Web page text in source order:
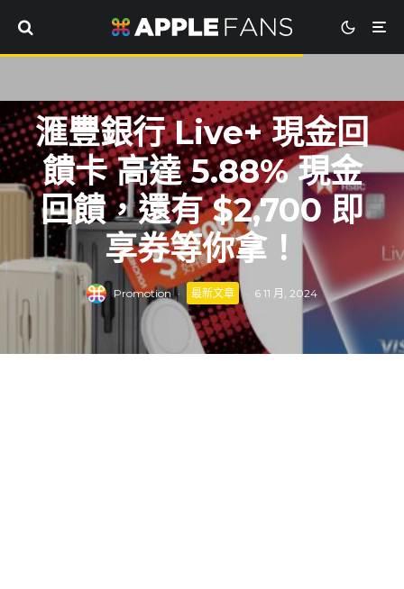
滙豐銀行 Live+ 現金回
饋卡 高達 5.88% 現金
回饋，還有 $2,700 即
享券等你拿！
Promotion · 最新文章 · 6 11 月, 2024